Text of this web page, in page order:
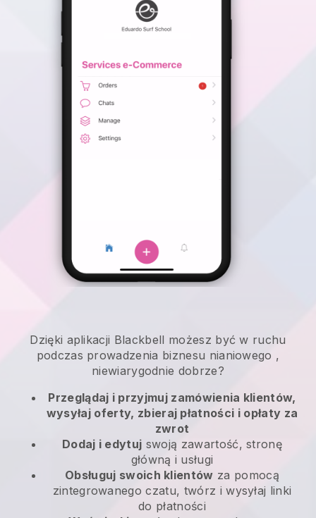
Dzięki aplikacji Blackbell możesz być w ruchu
podczas prowadzenia biznesu nianiowego ,
niewiarygodnie dobrze?
Przeglądaj i przyjmuj zamówienia klientów,
wysyłaj oferty, zbieraj płatności i opłaty za
zwrot
Dodaj i edytuj swoją zawartość, stronę
główną i usługi
Obsługuj swoich klientów za pomocą
zintegrowanego czatu, twórz i wysyłaj linki
do płatności